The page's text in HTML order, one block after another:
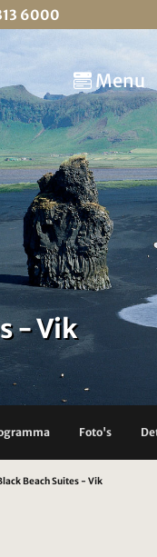
6000
Menu
- Vik
Foto's
Beach Suites - Vik